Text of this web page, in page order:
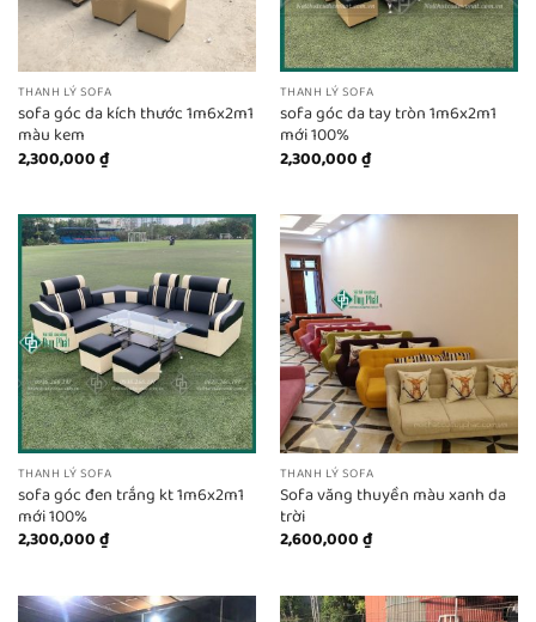
THANH LÝ SOFA
sofa góc da kích thước 1m6x2m1
màu kem
2,300,000₫
THANH LÝ SOFA
sofa góc da tay tròn 1m6x2m1
mới 100%
2,300,000₫
THANH LÝ SOFA
sofa góc đen trắng kt 1m6x2m1
mới 100%
2,300,000₫
THANH LÝ SOFA
Sofa văng thuyền màu xanh da
trời
2,600,000₫